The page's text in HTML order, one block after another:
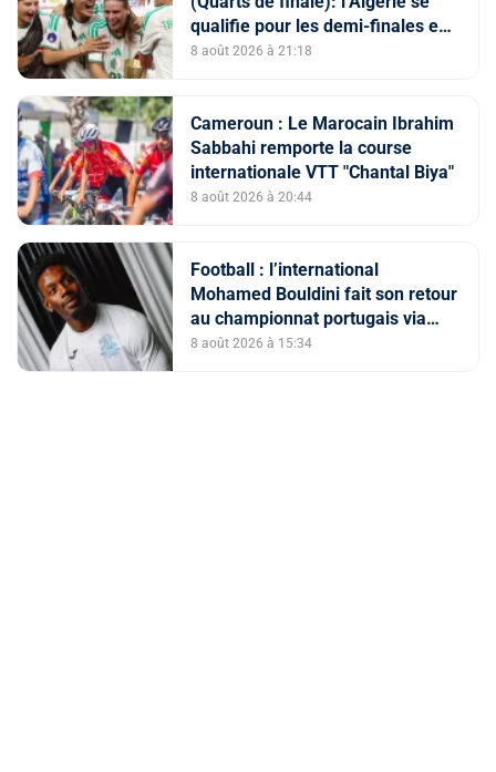
qualifie pour les demi-finales en
battant la Côte d’Ivoire (2-1)
8 août 2026 à 21:18
Cameroun : Le Marocain Ibrahim
Sabbahi remporte la course
internationale VTT "Chantal Biya"
8 août 2026 à 20:44
Football : l’international
Mohamed Bouldini fait son retour
au championnat portugais via
l’Académico de Viseu
8 août 2026 à 15:34